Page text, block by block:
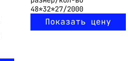
48*32*27/2000
Показать цену